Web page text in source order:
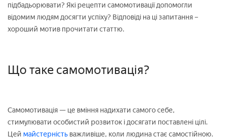
підбадьорювати? Які рецепти самомотивації допомогли
відомим людям досягти успіху? Відповіді на ці запитання –
хороший мотив прочитати статтю.
Що таке самомотивація?
Самомотивація — це вміння надихати самого себе,
стимулювати особистий розвиток і досягати поставлені цілі.
Цей майстерність важливіше, коли людина стає самостійною.